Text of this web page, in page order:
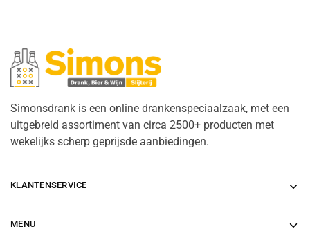
Simonsdrank is een online drankenspeciaalzaak, met een
uitgebreid assortiment van circa 2500+ producten met
wekelijks scherp geprijsde aanbiedingen.
KLANTENSERVICE
MENU